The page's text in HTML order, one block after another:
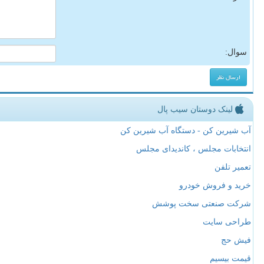
سوال:
لینک دوستان سیب پال
آب شیرین کن - دستگاه آب شیرین کن
انتخابات مجلس ، کاندیدای مجلس
تعمیر تلفن
خرید و فروش خودرو
شرکت صنعتی سخت پوشش
طراحی سایت
فیش حج
قیمت بیسیم